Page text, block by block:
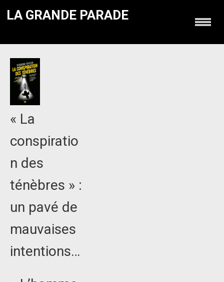
LA GRANDE PARADE
« La
conspiratio
n des
ténèbres » :
un pavé de
mauvaises
intentions…